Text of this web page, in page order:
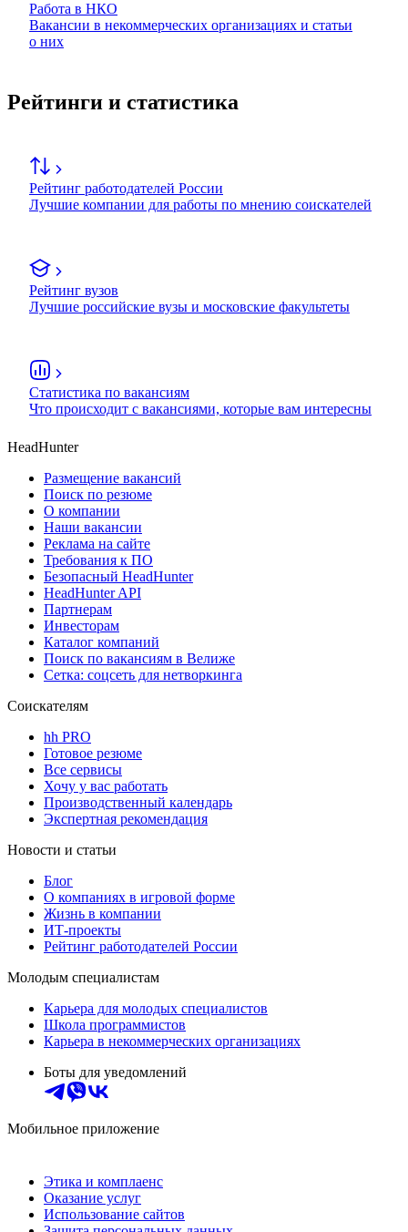
Работа в НКО
Вакансии в некоммерческих организациях и статьи
о них
Рейтинги и статистика
Рейтинг работодателей России
Лучшие компании для работы по мнению соискателей
Рейтинг вузов
Лучшие российские вузы и московские факультеты
Статистика по вакансиям
Что происходит с вакансиями, которые вам интересны
HeadHunter
Размещение вакансий
Поиск по резюме
О компании
Наши вакансии
Реклама на сайте
Требования к ПО
Безопасный HeadHunter
HeadHunter API
Партнерам
Инвесторам
Каталог компаний
Поиск по вакансиям в Велиже
Сетка: соцсеть для нетворкинга
Соискателям
hh PRO
Готовое резюме
Все сервисы
Хочу у вас работать
Производственный календарь
Экспертная рекомендация
Новости и статьи
Блог
О компаниях в игровой форме
Жизнь в компании
ИТ-проекты
Рейтинг работодателей России
Молодым специалистам
Карьера для молодых специалистов
Школа программистов
Карьера в некоммерческих организациях
Боты для уведомлений
Мобильное приложение
Этика и комплаенс
Оказание услуг
Использование сайтов